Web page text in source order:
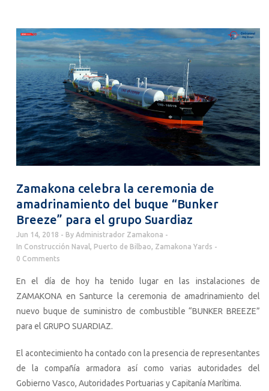
Zamakona celebra la ceremonia de
amadrinamiento del buque “Bunker
Breeze” para el grupo Suardiaz
Jun 14, 2018 By Administrador Zamakona
In Construcción Naval, Puerto de Bilbao, Zamakona Yards
0 Comments
En el día de hoy ha tenido lugar en las instalaciones de
ZAMAKONA en Santurce la ceremonia de amadrinamiento del
nuevo buque de suministro de combustible “BUNKER BREEZE”
para el GRUPO SUARDIAZ.
El acontecimiento ha contado con la presencia de representantes
de la compañía armadora así como varias autoridades del
Gobierno Vasco, Autoridades Portuarias y Capitanía Marítima.